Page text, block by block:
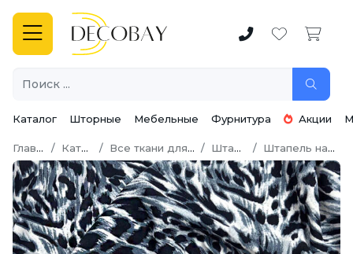
Каталог Шторные Мебельные Фурнитура Акции
Главная Каталог Все ткани для шитья Штапель Штапель набивной